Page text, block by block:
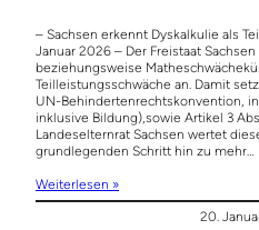
– Sachsen erkennt Dyskalkulie als
Januar 2026 – Der Freistaat
beziehungsweise
Teilleistungsschwäche an. Damit
UN-Behindertenrechtskonvention,
inklusive Bildung),sowie Artikel 3
Landeselternrat Sachsen wertet
grundlegenden Schritt hin zu mehr…
Weiterlesen »
20.